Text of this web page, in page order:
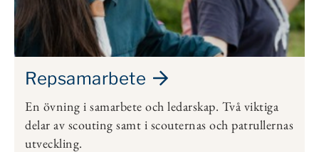
Repsamarbete
En övning i samarbete och ledarskap. Två viktiga
delar av scouting samt i scouternas och patrullernas
utveckling.